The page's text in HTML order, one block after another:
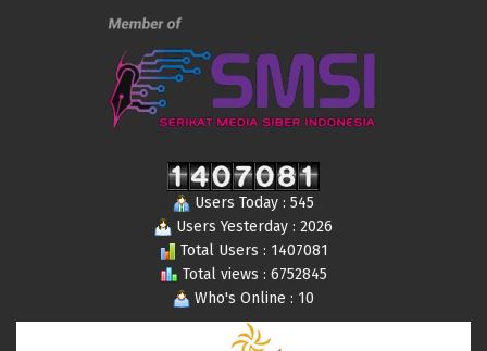
Users Today : 545
Users Yesterday : 2026
Total Users : 1407081
Total views : 6752845
Who's Online : 10